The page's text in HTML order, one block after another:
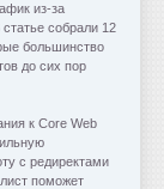
из-за
собрали 12
большинство
до сих пор
к Core Web
с редиректами
поможет